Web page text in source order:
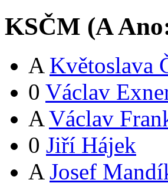
KSČM (A
A Květoslava
0 Václav
A Václav
0 Jiří Hájek
A Josef